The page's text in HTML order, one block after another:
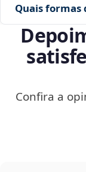
Quais formas
Confira a